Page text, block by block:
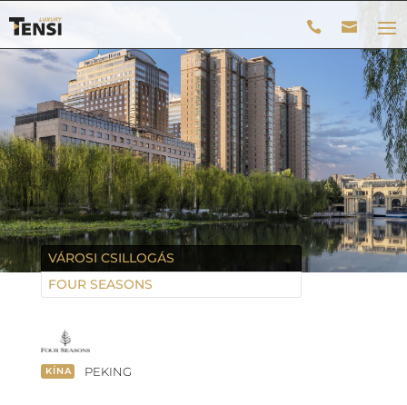
VÁROSI CSILLOGÁS
FOUR SEASONS
KÍNA PEKING